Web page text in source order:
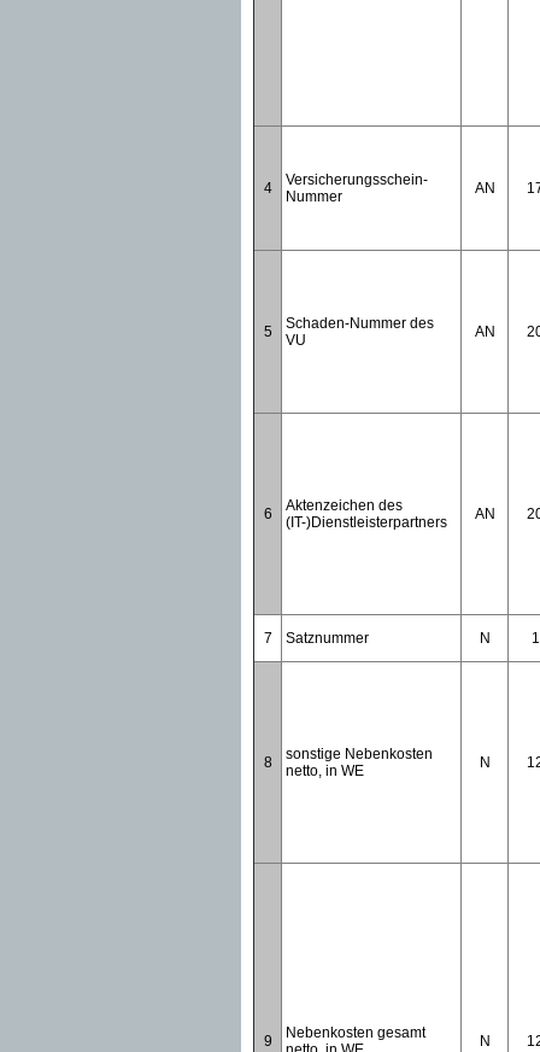
4
Versicherungsschein-
Nummer
AN
5
Schaden-Nummer des
VU
AN
6
Aktenzeichen des
(IT-)Dienstleisterpartners
AN
7 Satznummer N 1
8
sonstige Nebenkosten
netto, in WE
N
9
Nebenkosten gesamt
N